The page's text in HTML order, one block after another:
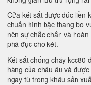
Cửa két sắt được đúc liền
chuẩn hình bậc thang bo
nên sự chắc chắn và
phá đục cho két.
Két sắt chống cháy kcc80
hàng của châu âu và
ngay từ trong khâu sản